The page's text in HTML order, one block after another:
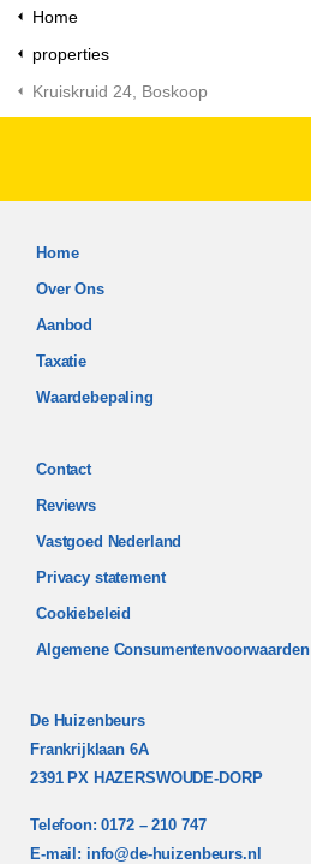
Home
properties
Kruiskruid 24, Boskoop
Home
Over Ons
Aanbod
Taxatie
Waardebepaling
Contact
Reviews
Vastgoed Nederland
Privacy statement
Cookiebeleid
Algemene Consumentenvoorwaarden
De Huizenbeurs
Frankrijklaan 6A
2391 PX HAZERSWOUDE-DORP
Telefoon: 0172 – 210 747
E-mail: info@de-huizenbeurs.nl